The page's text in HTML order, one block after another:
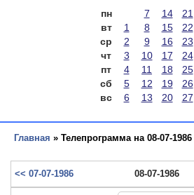
пн 7 14 21
вт
1 8 15 22
ср
2 9 16 23
чт
3 10 17 24
пт
4 11 18
25
сб
5 12 19
26
вс
6 13 20 27
Главная » Телепрограмма на 08-07-1986
<< 07-07-1986 08-07-1986